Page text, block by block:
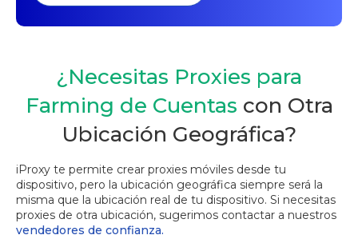
¿Necesitas Proxies para
Farming de Cuentas con Otra
Ubicación Geográfica?
iProxy te permite crear proxies móviles desde tu
dispositivo, pero la ubicación geográfica siempre será la
misma que la ubicación real de tu dispositivo. Si necesitas
proxies de otra ubicación, sugerimos contactar a nuestros
vendedores de confianza.